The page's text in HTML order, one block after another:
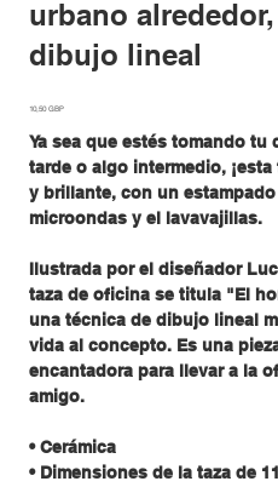
urbano
dibujo lineal
Precio
10,50 GBP
Ya sea que estés tomando tu
tarde o algo intermedio,
y brillante, con un
microondas y el lavavajillas.
Ilustrada por el diseñador
taza de oficina se titula "El
una técnica de dibujo lineal
vida al concepto. Es una
encantadora para llevar a la
amigo.
• Cerámica
• Dimensiones de la taza de